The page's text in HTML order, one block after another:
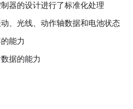
器的设计进行了标准化处理
、光线、动作轴数据和电池状态
能力
据的能力